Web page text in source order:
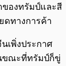
ของทรัมป์และสี
ดทางการค้า
เพิ่งประกาศ
ขณะที่ทรัมป์ก็ขู่